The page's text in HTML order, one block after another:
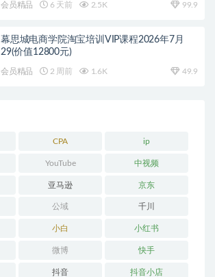
会员精品 6 天前 2.5K 99.9
幕思城电商学院淘宝培训VIP课程2026年7月
29(价值12800元)
会员精品 2 周前 1.6K 49.9
CPA ip
YouTube 中视频
亚马逊 京东
公域 千川
小白 小红书
微博 快手
抖音 抖音小店